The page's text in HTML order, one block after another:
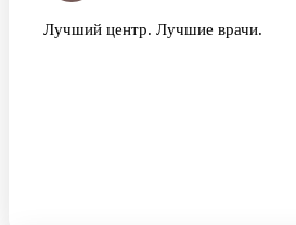
Лучший центр. Лучшие врачи.